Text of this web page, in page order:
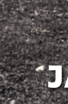
Les